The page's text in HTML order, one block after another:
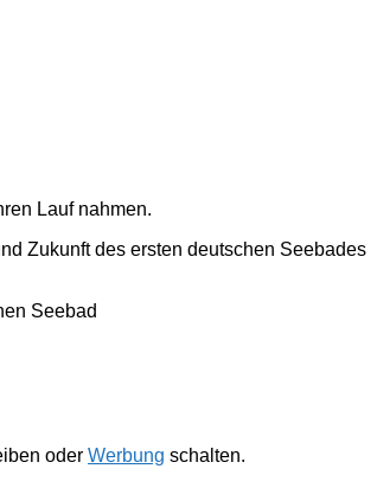
Lauf nahmen.
Zukunft des ersten deutschen Seebades
Seebad
oder Werbung schalten.